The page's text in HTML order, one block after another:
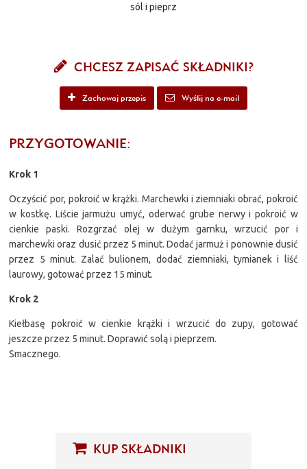
sól i pieprz
KUP SKŁADNIKI
CHCESZ ZAPISAĆ SKŁADNIKI?
Zachowaj przepis Wyślij na e-mail
PRZYGOTOWANIE:
Krok 1
Oczyścić por, pokroić w krążki. Marchewki i ziemniaki obrać, pokroić
w kostkę. Liście jarmużu umyć, oderwać grube nerwy i pokroić w
cienkie paski. Rozgrzać olej w dużym garnku, wrzucić por i
marchewki oraz dusić przez 5 minut. Dodać jarmuż i ponownie dusić
przez 5 minut. Zalać bulionem, dodać ziemniaki, tymianek i liść
laurowy, gotować przez 15 minut.
Krok 2
Kiełbasę pokroić w cienkie krążki i wrzucić do zupy, gotować
jeszcze przez 5 minut. Doprawić solą i pieprzem.
Smacznego.